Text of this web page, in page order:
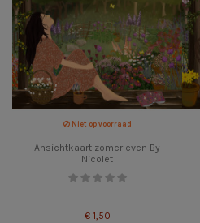
Niet op voorraad
Ansichtkaart zomerleven By
Nicolet
€ 1,50